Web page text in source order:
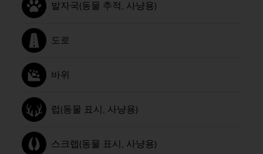
발자국(동물 추적, 사냥용)
도로
바위
럽(동물 표시, 사냥용)
스크랩(동물 표시, 사냥용)